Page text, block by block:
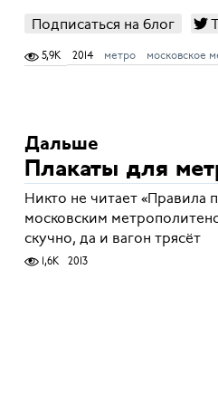
Подписаться на блог
5,9K 2014 метро московское
Дальше
Плакаты для
Никто не читает «Правила
московским
скучно, да и вагон трясёт
1,6K 2013